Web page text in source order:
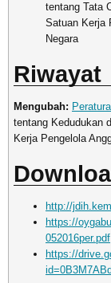
tentang Tata
Satuan Kerja
Negara
Riwayat
Mengubah:
tentang Kedudukan
Kerja Pengelola
http://
https://
052016per.pdf
https://